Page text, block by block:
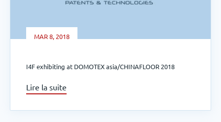
MAR 8, 2018
I4F exhibiting at DOMOTEX asia/CHINAFLOOR 2018
Lire la suite